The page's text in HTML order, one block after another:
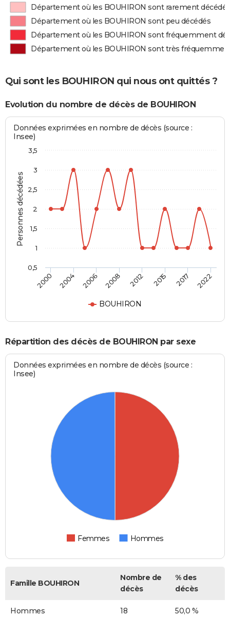
Département où les BOUHIRON sont rarement décédés
Département où les BOUHIRON sont peu décédés
Département où les BOUHIRON sont fréquemment
Département où les BOUHIRON sont très
Qui sont les BOUHIRON qui nous ont quittés ?
Evolution du nombre de décès de BOUHIRON
Personnes décédées
Données exprimées en nombre de décès (source :
Insee)
BOUHIRON
2000 2004 2006 2008 2012 2015 2017 2022
0,5
1
1,5
2
2,5
3
3,5
Répartition des décès de BOUHIRON par sexe
Données exprimées en nombre de décès (source :
Insee)
Femmes Hommes
Famille BOUHIRON
Nombre de
décès
% des
décès
Hommes 18 50,0 %